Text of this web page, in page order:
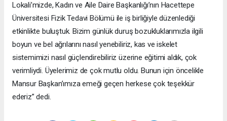
Lokali’mizde, Kadın ve Aile Daire Başkanlığı’nın Hacettepe
Üniversitesi Fizik Tedavi Bölümü ile iş birliğiyle düzenlediği
etkinlikte buluştuk. Bizim günlük duruş bozukluklarımızla ilgili
boyun ve bel ağrılarını nasıl yenebiliriz, kas ve iskelet
sistemimizi nasıl güçlendirebiliriz üzerine eğitimi aldık, çok
verimliydi. Üyelerimiz de çok mutlu oldu. Bunun için öncelikle
Mansur Başkan’ımıza emeği geçen herkese çok teşekkür
ederiz” dedi.